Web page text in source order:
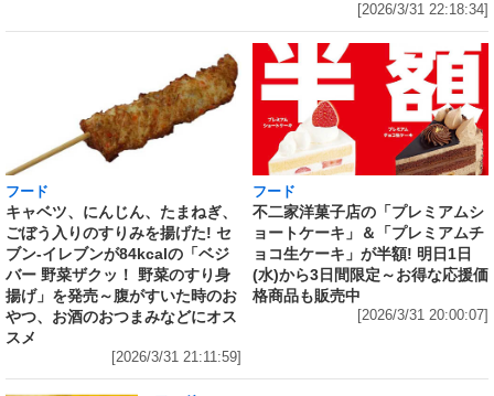
[2026/3/31 22:18:34]
フード
キャベツ、にんじん、たまねぎ、
ごぼう入りのすりみを揚げた! セ
ブン‐イレブンが84kcalの「ベジ
バー 野菜ザクッ！ 野菜のすり身
揚げ」を発売～腹がすいた時のお
やつ、お酒のおつまみなどにオス
スメ
[2026/3/31 21:11:59]
フード
不二家洋菓子店の「プレミアムシ
ョートケーキ」＆「プレミアムチ
ョコ生ケーキ」が半額! 明日1日
(水)から3日間限定～お得な応援価
格商品も販売中
[2026/3/31 20:00:07]